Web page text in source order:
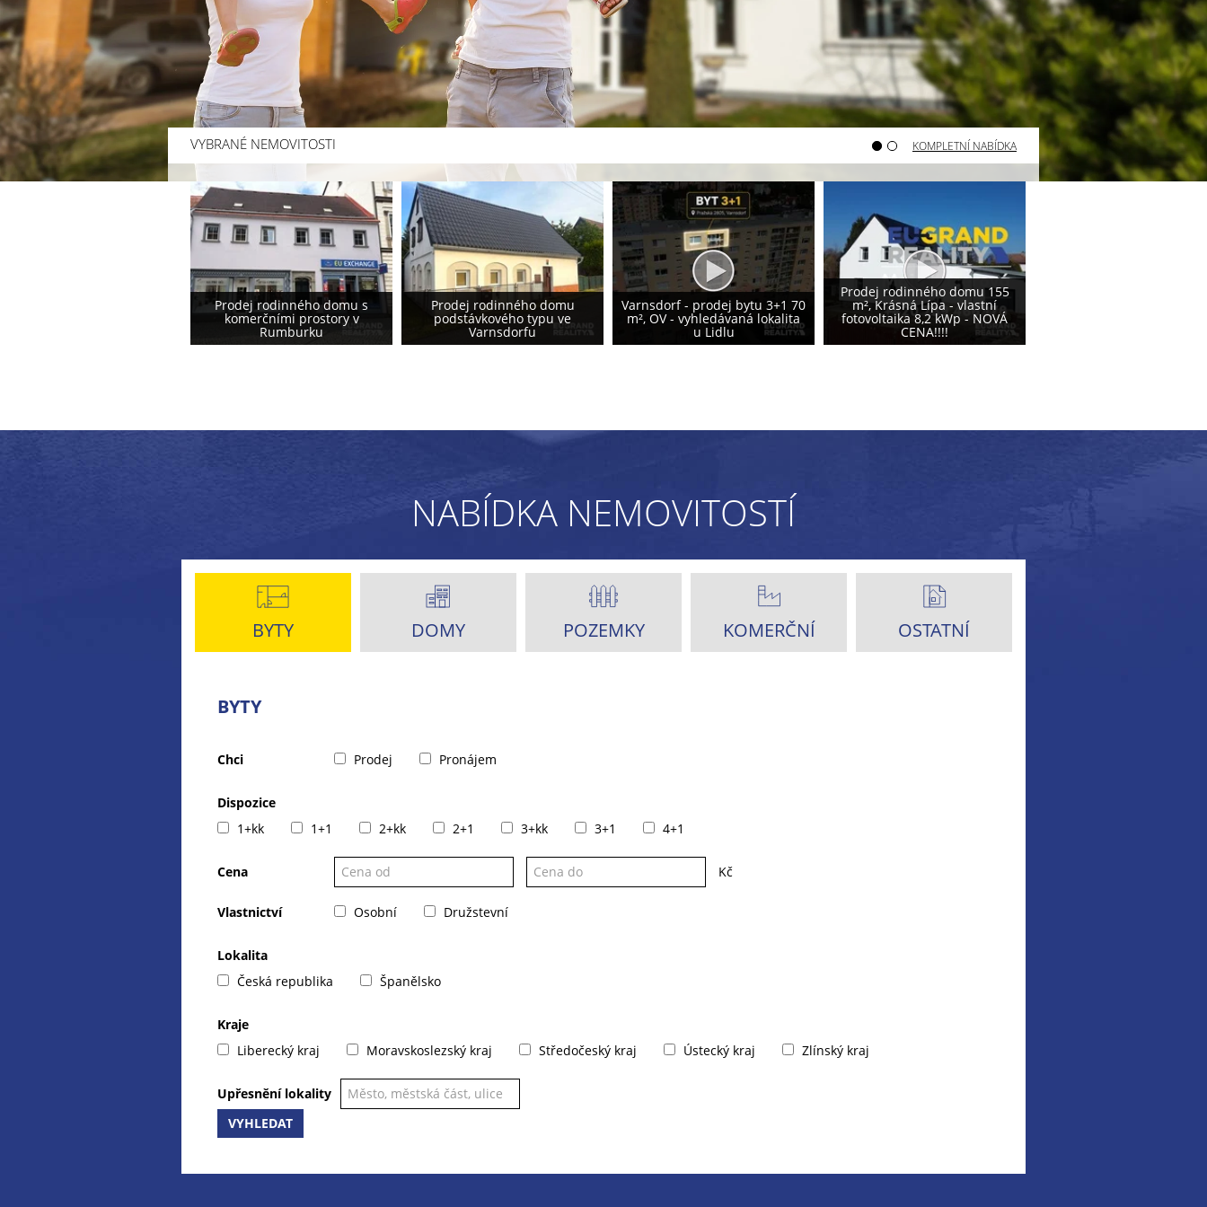
VYBRANÉ NEMOVITOSTI KOMPLETNÍ NABÍDKA
Prodej rodinného domu
podstávkového typu ve
Varnsdorfu
Varnsdorf - prodej bytu 3+1 70
m², OV - vyhledávaná lokalita
u Lidlu
Prodej rodinného domu 155
m², Krásná Lípa - vlastní
fotovoltaika 8,2 kWp - NOVÁ
CENA!!!!
Varnsdorf - prodej pozemku
800 m²
NABÍDKA NEMOVITOSTÍ
BYTY DOMY POZEMKY KOMERČNÍ OSTATNÍ
BYTY
Chci Prodej Pronájem
Dispozice
1+kk
1+1 2+kk 2+1 3+kk 3+1 4+1
Cena Kč
Vlastnictví Osobní Družstevní
Lokalita
Česká republika
Španělsko
Kraje
Liberecký kraj
Moravskoslezský kraj Středočeský kraj Ústecký kraj Zlínský kraj
Upřesnění lokality
VYHLEDAT